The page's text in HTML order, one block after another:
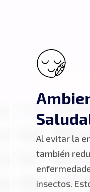
Al evitar la
también
insectos.